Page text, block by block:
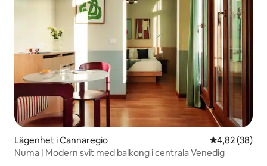
Lägenhet i Cannaregio 4,82 av 5 i
4,82 (38)
Numa | Modern svit med balkong i centrala Venedig